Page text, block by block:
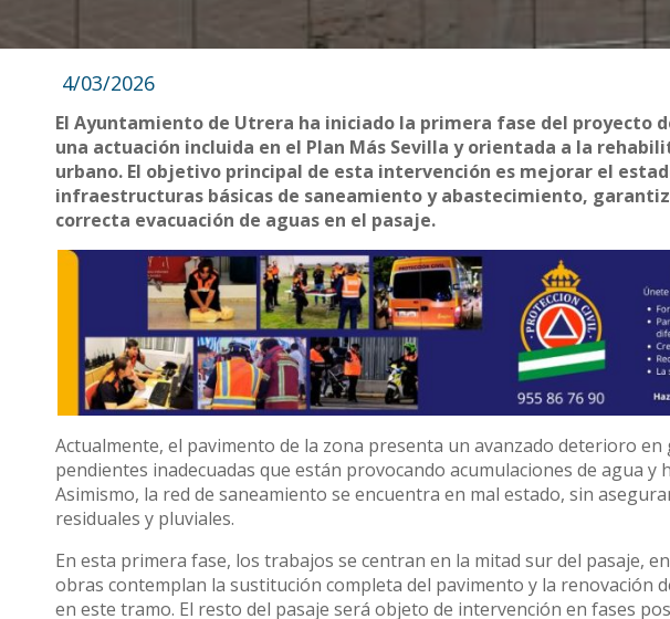
4/03/2026
El Ayuntamiento de Utrera ha iniciado la primera fase del proyecto
una actuación incluida en el Plan Más Sevilla y orientada a la
urbano. El objetivo principal de esta intervención es mejorar el
infraestructuras básicas de saneamiento y abastecimiento,
correcta evacuación de aguas en el pasaje.
Actualmente, el pavimento de la zona presenta un avanzado deterioro en
pendientes inadecuadas que están provocando acumulaciones de agua y
Asimismo, la red de saneamiento se encuentra en mal estado, sin
residuales y pluviales.
En esta primera fase, los trabajos se centran en la mitad sur del pasaje,
obras contemplan la sustitución completa del pavimento y la renovación
en este tramo. El resto del pasaje será objeto de intervención en fases